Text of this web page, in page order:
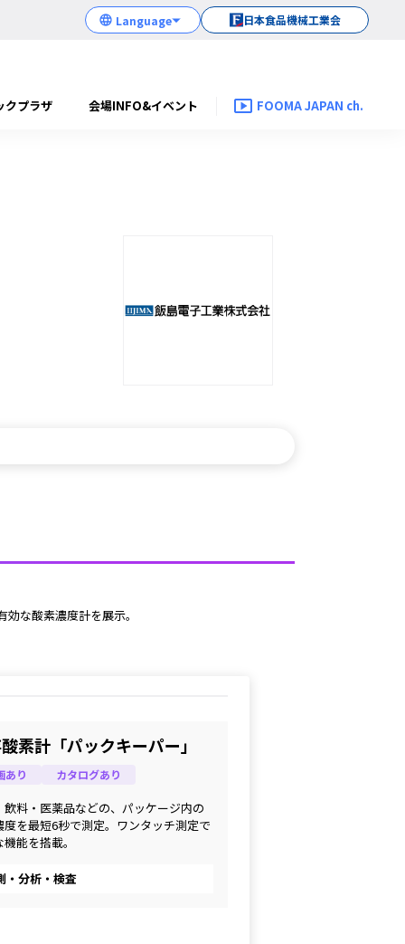
日本食品機械工業会
クプラザ 会場INFO&イベント FOOMA JAPAN ch.
な酸素濃度計を展示。
素計「パックキーパー」
あり カタログあり
飲料・医薬品などの、パッケージ内の
度を最短6秒で測定。ワンタッチ測定で
能を搭載。
・分析・検査